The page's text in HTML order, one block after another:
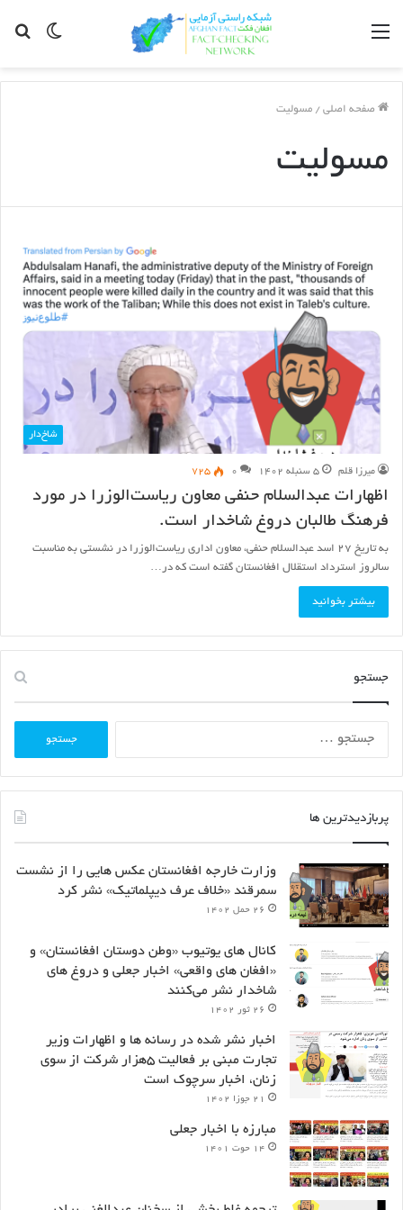
Switch
مینو
صفحه اصلی / مسولیت
مسولیت
شاخ‌دار
میرزا قلم ۵ سنبله ۱۴۰۲ ۰ ۷۲۵
اظهارات عبدالسلام حنفی معاون ریاست‌الوزرا در مورد
فرهنگ طالبان دروغ شاخدار است.
به تاریخ ۲۷ اسد عبدالسلام حنفی، معاون اداری ریاست‌الوزرا در نشستی به مناسبت
سالروز استرداد استقلال افغانستان گفته است که در…
بیشتر بخوانید
جستجو
پربازدیدترین ها
وزارت خارجه افغانستان عکس هایی را از نشست
سمرقند «خلاف عرف دیپلماتیک» نشر کرد
۲۶ حمل ۱۴۰۲
کانال های یوتیوب «وطن دوستان افغانستان» و
«افغان های واقعی» اخبار جعلی و دروغ های
شاخدار نشر می‌کنند
۲۶ ثور ۱۴۰۲
اخبار نشر شده در رسانه ها و اظهارات وزیر
تجارت مبنی بر فعالیت ۵هزار شرکت از سوی
زنان، اخبار سرچوک است
۲۱ جوزا ۱۴۰۲
مبارزه با اخبار جعلی
۱۴ حوت ۱۴۰۱